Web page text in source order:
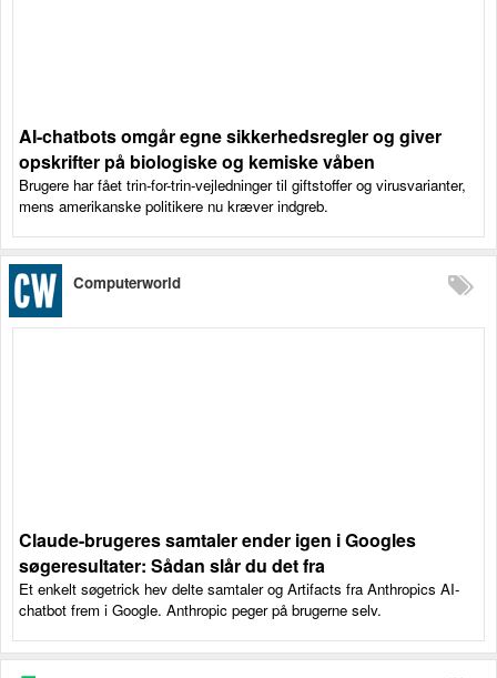
AI-chatbots omgår egne sikkerhedsregler og giver
opskrifter på biologiske og kemiske våben
Brugere har fået trin-for-trin-vejledninger til giftstoffer og virusvarianter,
mens amerikanske politikere nu kræver indgreb.
Computerworld
Claude-brugeres samtaler ender igen i Googles
søgeresultater: Sådan slår du det fra
Et enkelt søgetrick hev delte samtaler og Artifacts fra Anthropics AI-
chatbot frem i Google. Anthropic peger på brugerne selv.